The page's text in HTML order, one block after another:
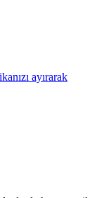
ayırarak